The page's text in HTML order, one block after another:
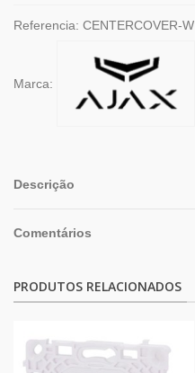
Referencia: CENTERCOVER-W
Marca:
Descrição
Comentários
PRODUTOS RELACIONADOS